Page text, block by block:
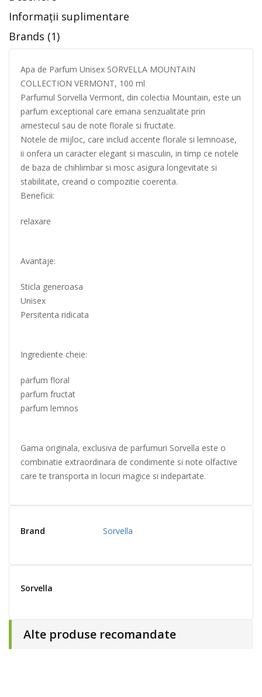
Informații suplimentare
Brands (1)
Apa de Parfum Unisex SORVELLA MOUNTAIN
COLLECTION VERMONT, 100 ml
Parfumul Sorvella Vermont, din colectia Mountain, este un
parfum exceptional care emana senzualitate prin
amestecul sau de note florale si fructate.
Notele de mijloc, care includ accente florale si lemnoase,
ii onfera un caracter elegant si masculin, in timp ce notele
de baza de chihlimbar si mosc asigura longevitate si
stabilitate, creand o compozitie coerenta.
Beneficii:
relaxare
Avantaje:
Sticla generoasa
Unisex
Persitenta ridicata
Ingrediente cheie:
parfum floral
parfum fructat
parfum lemnos
Gama originala, exclusiva de parfumuri Sorvella este o
combinatie extraordinara de condimente si note olfactive
care te transporta in locuri magice si indepartate.
Brand Sorvella
Sorvella
Alte produse recomandate